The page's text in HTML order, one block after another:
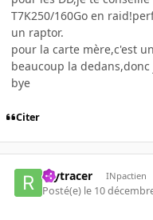
T7K250/160Go en
un raptor.
pour la carte mère,c'est
beaucoup la
bye
Citer
raytracer INpactien
Posté(e) le 10